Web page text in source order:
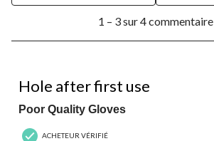
3
commentaire.
1 – 3 sur 4 commentaire
Hole after first use
Poor Quality Gloves
ACHETEUR VÉRIFIÉ